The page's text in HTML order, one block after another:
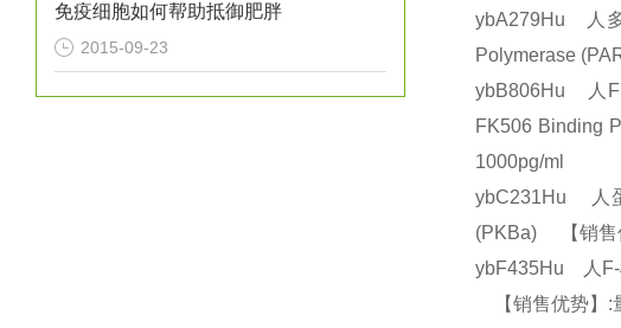
免疫细胞如何帮助抵御肥胖
2015-09-23
ybA279Hu 人
Polymerase
ybB806Hu 人
FK506 Binding
1000pg/ml
ybC231Hu 人
(PKBa) 【销售
ybF435Hu 人F-
【销售优势】: